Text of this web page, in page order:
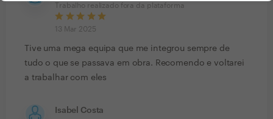
Trabalho realizado fora da plataforma
13 Mar 2025
Tive uma mega equipa que me integrou sempre de
tudo o que se passava em obra. Recomendo e voltarei
a trabalhar com eles
Isabel Costa